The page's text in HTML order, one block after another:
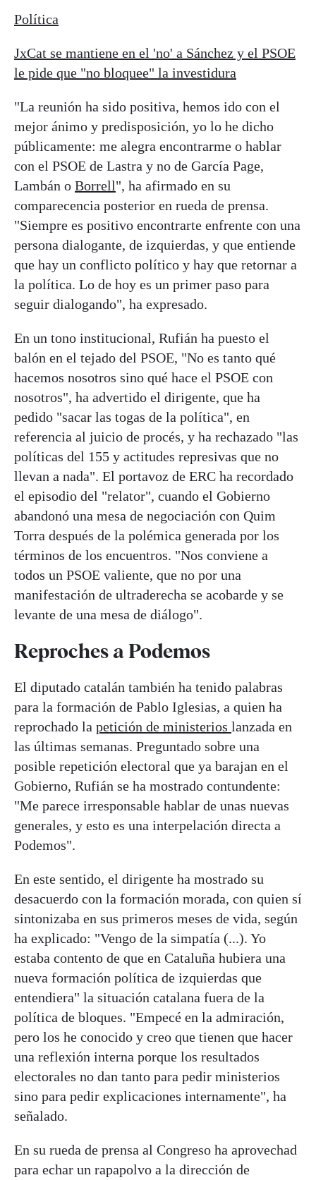
Política
JxCat se mantiene en el 'no' a Sánchez y el PSOE
le pide que "no bloquee" la investidura
"La reunión ha sido positiva, hemos ido con el
mejor ánimo y predisposición, yo lo he dicho
públicamente: me alegra encontrarme o hablar
con el PSOE de Lastra y no de García Page,
Lambán o Borrell", ha afirmado en su
comparecencia posterior en rueda de prensa.
"Siempre es positivo encontrarte enfrente con una
persona dialogante, de izquierdas, y que entiende
que hay un conflicto político y hay que retornar a
la política. Lo de hoy es un primer paso para
seguir dialogando", ha expresado.
En un tono institucional, Rufián ha puesto el
balón en el tejado del PSOE, "No es tanto qué
hacemos nosotros sino qué hace el PSOE con
nosotros", ha advertido el dirigente, que ha
pedido "sacar las togas de la política", en
referencia al juicio de procés, y ha rechazado "las
políticas del 155 y actitudes represivas que no
llevan a nada". El portavoz de ERC ha recordado
el episodio del "relator", cuando el Gobierno
abandonó una mesa de negociación con Quim
Torra después de la polémica generada por los
términos de los encuentros. "Nos conviene a
todos un PSOE valiente, que no por una
manifestación de ultraderecha se acobarde y se
levante de una mesa de diálogo".
Reproches a Podemos
El diputado catalán también ha tenido palabras
para la formación de Pablo Iglesias, a quien ha
reprochado la petición de ministerios lanzada en
las últimas semanas. Preguntado sobre una
posible repetición electoral que ya barajan en el
Gobierno, Rufián se ha mostrado contundente:
"Me parece irresponsable hablar de unas nuevas
generales, y esto es una interpelación directa a
Podemos".
En este sentido, el dirigente ha mostrado su
desacuerdo con la formación morada, con quien sí
sintonizaba en sus primeros meses de vida, según
ha explicado: "Vengo de la simpatía (...). Yo
estaba contento de que en Cataluña hubiera una
nueva formación política de izquierdas que
entendiera" la situación catalana fuera de la
política de bloques. "Empecé en la admiración,
pero los he conocido y creo que tienen que hacer
una reflexión interna porque los resultados
electorales no dan tanto para pedir ministerios
sino para pedir explicaciones internamente", ha
señalado.
En su rueda de prensa al Congreso ha aprovechad
para echar un rapapolvo a la dirección de